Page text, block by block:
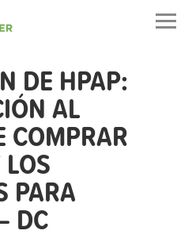
DE HPAP:
AL
COMPRAR
PARA
DC